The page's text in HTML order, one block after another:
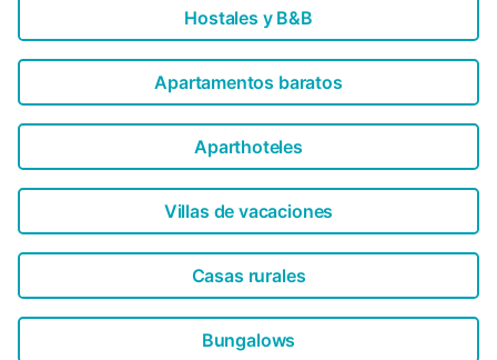
Hostales y B&B
Apartamentos baratos
Aparthoteles
Villas de vacaciones
Casas rurales
Bungalows